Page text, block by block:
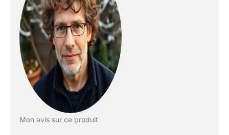
Mon avis sur ce produit